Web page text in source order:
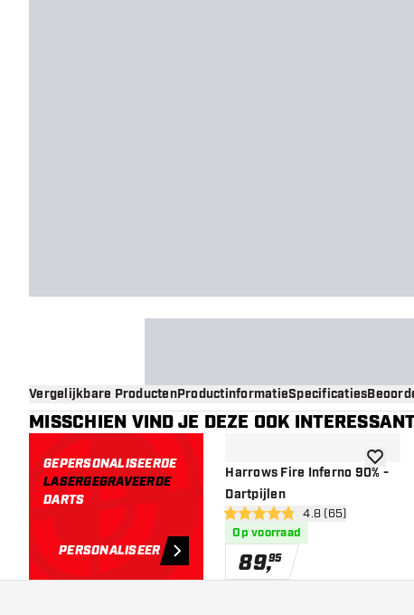
Vergelijkbare ProductenProductinformatieSpecificaties
MISSCHIEN VIND JE DEZE OOK
GEPERSONALISEERDE
LASERGEGRAVEERDE
DARTS
PERSONALISEER
Harrows Fire Inferno 90% -
Dartpijlen
open reviews
4.8 score sterren4.8 (65)
Op voorraad
89,95